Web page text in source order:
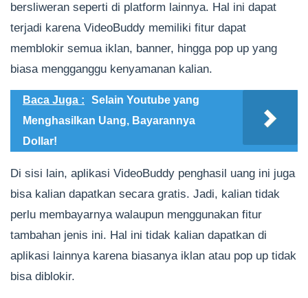
bersliweran seperti di platform lainnya. Hal ini dapat
terjadi karena VideoBuddy memiliki fitur dapat
memblokir semua iklan, banner, hingga pop up yang
biasa mengganggu kenyamanan kalian.
Baca Juga :
Selain Youtube yang
Menghasilkan Uang, Bayarannya
Dollar!
Di sisi lain, aplikasi VideoBuddy penghasil uang ini juga
bisa kalian dapatkan secara gratis. Jadi, kalian tidak
perlu membayarnya walaupun menggunakan fitur
tambahan jenis ini. Hal ini tidak kalian dapatkan di
aplikasi lainnya karena biasanya iklan atau pop up tidak
bisa diblokir.